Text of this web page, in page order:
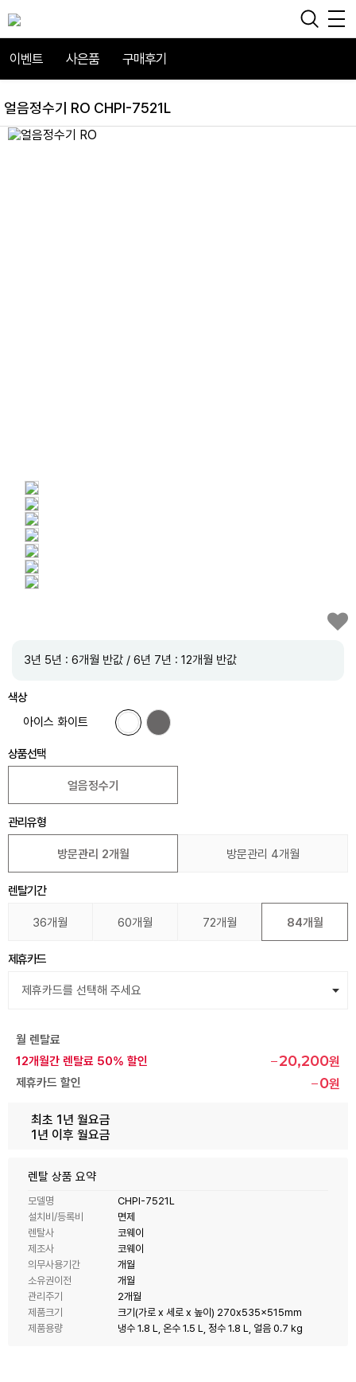
이벤트 사은품 구매후기
얼음정수기 RO CHPI-7521L
3년 5년 : 6개월 반값 / 6년 7년 : 12개월 반값
색상
아이스 화이트
상품선택
얼음정수기
관리유형
방문관리 2개월 방문관리 4개월
렌탈기간
36개월 60개월 72개월 84개월
제휴카드
월 렌탈료
12개월간 렌탈료 50% 할인
20,200원
제휴카드 할인 0원
최초 1년 월요금
1년 이후 월요금
렌탈 상품 요약
모델명
CHPI-7521L
설치비/등록비
면제
렌탈사
코웨이
제조사
코웨이
의무사용기간
개월
소유권이전
개월
관리주기
2개월
제품크기
크기(가로 x 세로 x 높이) 270x535x515mm
제품용량
냉수 1.8 L, 온수 1.5 L, 정수 1.8 L, 얼음 0.7 kg